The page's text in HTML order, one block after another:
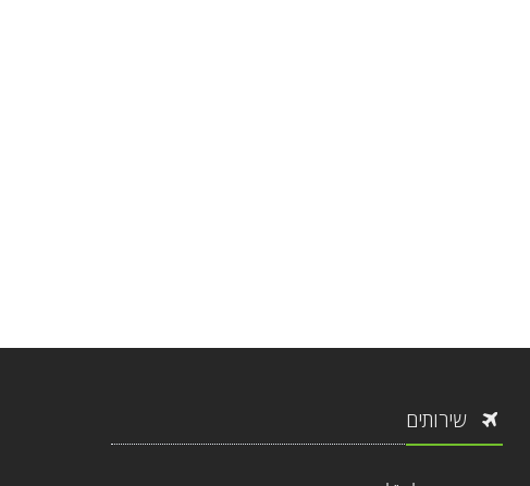
שירותים